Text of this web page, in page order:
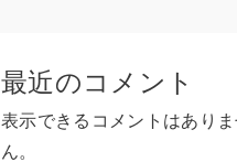
最近のコメント
表示できるコメントはあり
ん。